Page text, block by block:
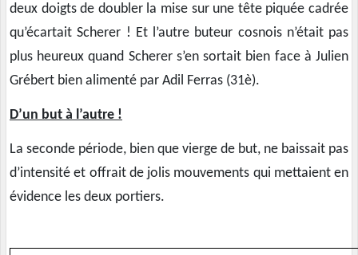
deux doigts de doubler la mise sur une tête piquée cadrée
qu’écartait Scherer ! Et l’autre buteur cosnois n’était pas
plus heureux quand Scherer s’en sortait bien face à Julien
Grébert bien alimenté par Adil Ferras (31è).
D’un but à l’autre !
La seconde période, bien que vierge de but, ne baissait pas
d’intensité et offrait de jolis mouvements qui mettaient en
évidence les deux portiers.